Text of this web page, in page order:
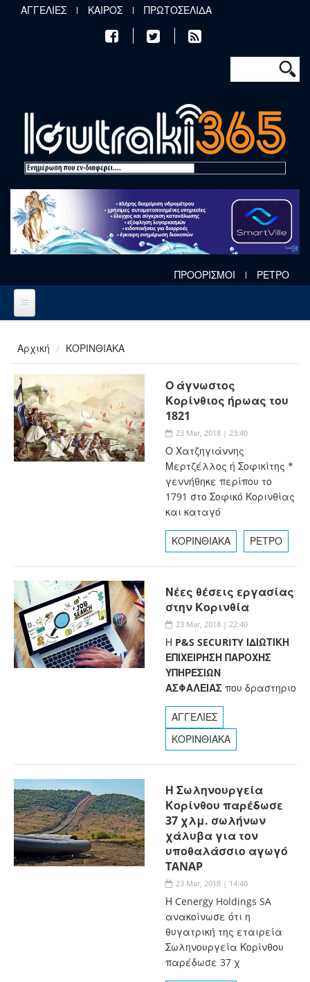
Παράκαμψη προς το κυρίως περιεχόμενο
ΑΓΓΕΛΙΕΣ ΚΑΙΡΟΣ ΠΡΩΤΟΣΕΛΙΔΑ
Φόρμα
Αναζήτηση
ΠΡΟΟΡΙΣΜΟΙ ΡΕΤΡΟ
Αρχική ΚΟΡΙΝΘΙΑΚΑ
Ο άγνωστος
Κορίνθιος ήρωας του
1821
23 Mar, 2018 | 23:40
Ο Χατζηγιάννης
Μερτζέλλος ή Σοφικίτης *
γεννήθηκε περίπου το
1791 στο Σοφικό Κορινθίας
και καταγό
ΚΟΡΙΝΘΙΑΚΑ ΡΕΤΡΟ
Νέες θέσεις εργασίας
στην Κορινθία
23 Mar, 2018 | 22:40
Η P&S SECURITY ΙΔΙΩΤΙΚΗ
ΕΠΙΧΕΙΡΗΣΗ ΠΑΡΟΧΗΣ
ΥΠΗΡΕΣΙΩΝ
ΑΣΦΑΛΕΙΑΣ που δραστηριο
ΑΓΓΕΛΙΕΣ
ΚΟΡΙΝΘΙΑΚΑ
Η Σωληνουργεία
Κορίνθου παρέδωσε
37 χλμ. σωλήνων
χάλυβα για τον
υποθαλάσσιο αγωγό
TANAP
23 Mar, 2018 | 14:40
Η Cenergy Holdings SA
ανακοίνωσε ότι η
θυγατρική της εταιρεία
Σωληνουργεία Κορίνθου
παρέδωσε 37 χ